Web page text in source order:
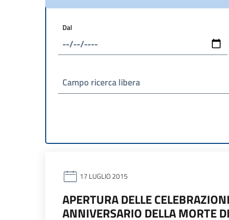
Dal
Campo ricerca libera
17 LUGLIO 2015
APERTURA DELLE
ANNIVERSARIO DELLA MORTE